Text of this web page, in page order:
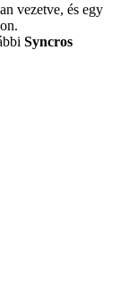
vezetve, és egy
Syncros